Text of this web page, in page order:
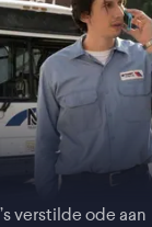
verstilde ode aan